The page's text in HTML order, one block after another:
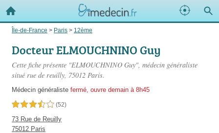
Île-de-France > Paris > 12ème
Docteur ELMOUCHNINO Guy
Cette fiche présente "ELMOUCHNINO Guy", médecin généraliste
situé rue de reuilly, 75012 Paris.
Médecin généraliste fermé, ouvre demain à 8h45
3,5 étoiles sur 5 (52)
73 Rue de Reuilly
75012 Paris